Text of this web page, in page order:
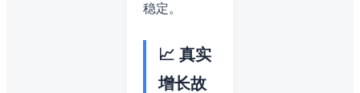
稳定。
📈 真实
增长故